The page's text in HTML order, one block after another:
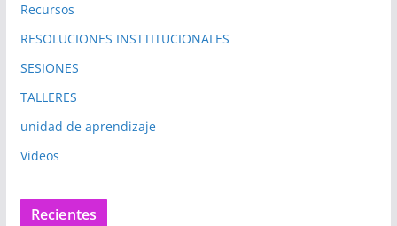
Recursos
RESOLUCIONES INSTTITUCIONALES
SESIONES
TALLERES
unidad de aprendizaje
Videos
Recientes